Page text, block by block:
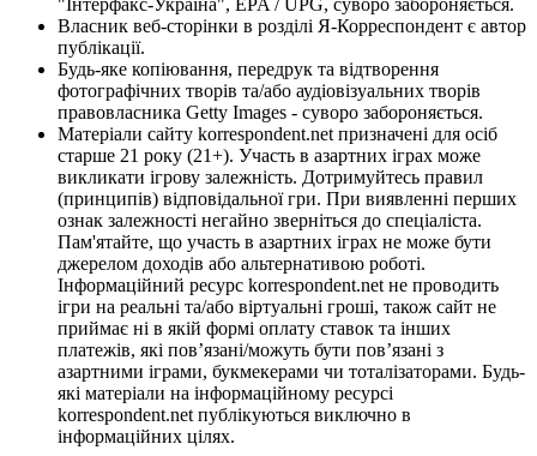
Власник веб-сторінки в розділі Я-Корреспондент є автор
публікації.
Будь-яке копіювання, передрук та відтворення
фотографічних творів та/або аудіовізуальних творів
правовласника Getty Images - суворо забороняється.
Матеріали сайту korrespondent.net призначені для осіб
старше 21 року (21+). Участь в азартних іграх може
викликати ігрову залежність. Дотримуйтесь правил
(принципів) відповідальної гри. При виявленні перших
ознак залежності негайно зверніться до спеціаліста.
Пам'ятайте, що участь в азартних іграх не може бути
джерелом доходів або альтернативою роботі.
Інформаційний ресурс korrespondent.net не проводить
ігри на реальні та/або віртуальні гроші, також сайт не
приймає ні в якій формі оплату ставок та інших
платежів, які пов’язані/можуть бути пов’язані з
азартними іграми, букмекерами чи тоталізаторами. Будь-
які матеріали на інформаційному ресурсі
korrespondent.net публікуються виключно в
інформаційних цілях.